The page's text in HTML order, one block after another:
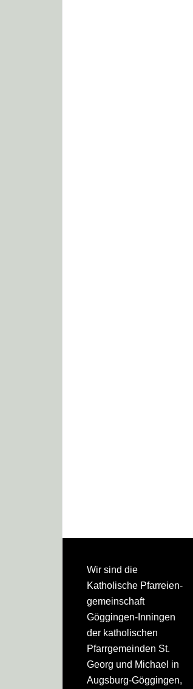
Footer
Wir sind die
Katholische Pfarreien­
gemeinschaft
Göggingen-Inningen
der katholischen
Pfarrgemeinden St.
Georg und Michael in
Augsburg-Göggingen,